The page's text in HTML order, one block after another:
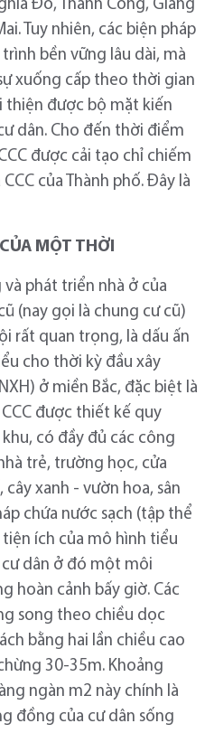
Đô, Thành Công, Giảng
Tuy nhiên, các biện pháp
bền vững lâu dài, mà
xuống cấp theo thời gian
thiện được bộ mặt kiến
dân. Cho đến thời điểm
được cải tạo chỉ chiếm
của Thành phố. Đây là
MỘT THỜI
và phát triển nhà ở của
(nay gọi là chung cư cũ)
rất quan trọng, là dấu ấn
cho thời kỳ đầu xây
ở miền Bắc, đặc biệt là
CCC được thiết kế quy
có đầy đủ các công
trẻ, trường học, cửa
xanh - vườn hoa, sân
chứa nước sạch (tập thể
tiện ích của mô hình tiểu
dân ở đó một môi
hoàn cảnh bấy giờ. Các
song theo chiều dọc
bằng hai lần chiều cao
30-35m. Khoảng
ngàn m2 này chính là
đồng của cư dân sống